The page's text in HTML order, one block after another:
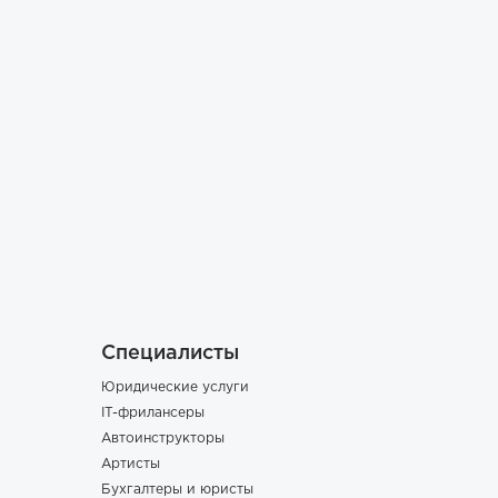
Специалисты
Юридические услуги
IT-фрилансеры
Автоинструкторы
Артисты
Бухгалтеры и юристы